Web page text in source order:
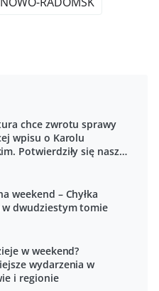
chce zwrotu sprawy
wpisu o Karolu
Potwierdziły się nasze
weekend – Chyłka
w dwudziestym tomie
w weekend?
wydarzenia w
i regionie